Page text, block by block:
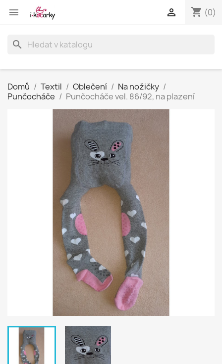
 shopping_cart (0)

search
Domů Textil Oblečení
Na nožičky
Punčocháče
Punčocháče vel. 86/92, na plazení